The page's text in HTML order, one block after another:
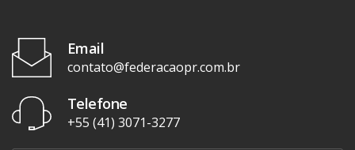
Email
contato@federacaopr.com.br
Telefone
+55 (41) 3071-3277